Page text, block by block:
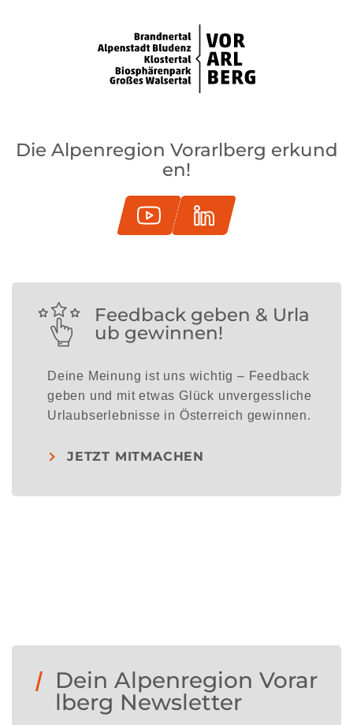
Die Alpenregion Vorarlberg erkund
en!
Feedback geben & Urla
ub gewinnen!
Deine Meinung ist uns wichtig – Feedback
geben und mit etwas Glück unvergessliche
Urlaubserlebnisse in Österreich gewinnen.
JETZT MITMACHEN
Dein Alpenregion Vorar
lberg Newsletter